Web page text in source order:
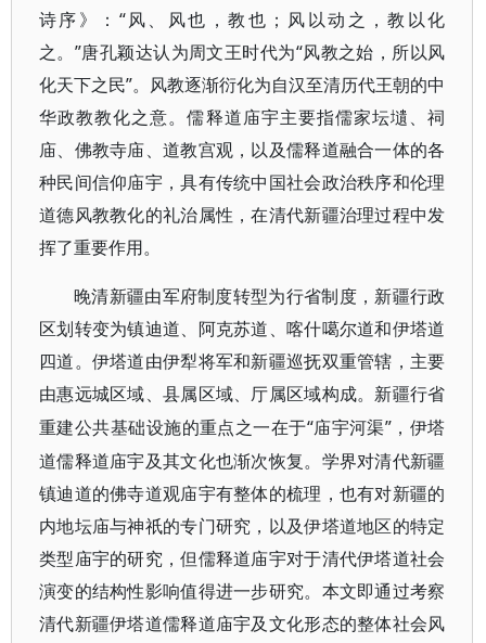
诗序》：“风、风也，教也；风以动之，教以化
之。”唐孔颖达认为周文王时代为“风教之始，所以风
化天下之民”。风教逐渐衍化为自汉至清历代王朝的中
华政教教化之意。儒释道庙宇主要指儒家坛壝、祠
庙、佛教寺庙、道教宫观，以及儒释道融合一体的各
种民间信仰庙宇，具有传统中国社会政治秩序和伦理
道德风教教化的礼治属性，在清代新疆治理过程中发
挥了重要作用。
晚清新疆由军府制度转型为行省制度，新疆行政
区划转变为镇迪道、阿克苏道、喀什噶尔道和伊塔道
四道。伊塔道由伊犁将军和新疆巡抚双重管辖，主要
由惠远城区域、县属区域、厅属区域构成。新疆行省
重建公共基础设施的重点之一在于“庙宇河渠”，伊塔
道儒释道庙宇及其文化也渐次恢复。学界对清代新疆
镇迪道的佛寺道观庙宇有整体的梳理，也有对新疆的
内地坛庙与神祇的专门研究，以及伊塔道地区的特定
类型庙宇的研究，但儒释道庙宇对于清代伊塔道社会
演变的结构性影响值得进一步研究。本文即通过考察
清代新疆伊塔道儒释道庙宇及文化形态的整体社会风